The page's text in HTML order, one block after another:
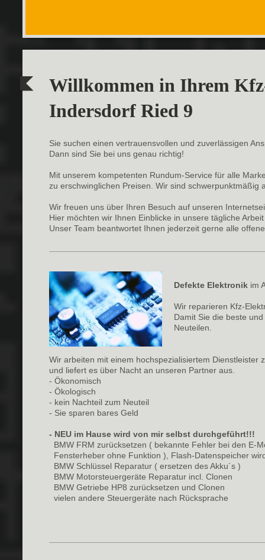
Willkommen in Ihrem
Indersdorf Ried 9
Sie suchen einen vertrauensvollen und zuverlässigen
Dann sind Sie bei uns genau richtig!
Mit unserem kompetenten Rundum-Service für alle
zu erschwinglichen Preisen. Wir sind
Wir freuen uns über Ihren Besuch auf unseren
Hier möchten wir Ihnen Einblicke in unsere tägliche
Unser Team beantwortet Ihnen jederzeit gerne alle
Defekte Elektronikim
Wir reparieren Kfz-
Damit Sie die beste
Neuteilen.
Wir arbeiten mit einem hochspezialisiertem
und liefert es über Nacht an unseren Partner aus.
- Ökonomisch
- Ökologisch
- kein Nachteil zum Neuteil
- Sie sparen bares Geld
- NEU im Hause wird von mir selbst durchgeführt!!!
BMW FRM zurücksetzen ( bekannte Fehler bei den
Fensterheber ohne Funktion ), Flash-Datenspeicher
BMW Schlüssel Reparatur ( ersetzen des Akku´s )
BMW Motorsteuergeräte Reparatur incl. Clonen
BMW Getriebe HP8 zurücksetzen und Clonen
vielen andere Steuergeräte nach Rücksprache